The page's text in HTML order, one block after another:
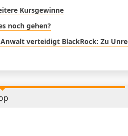
Kursgewinne
noch gehen?
verteidigt BlackRock: Zu